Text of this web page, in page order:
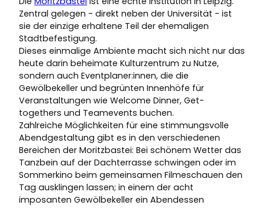
Zentral gelegen - direkt neben der Universität - ist
sie der einzige erhaltene Teil der ehemaligen
Stadtbefestigung.
Dieses einmalige Ambiente macht sich nicht nur das
heute darin beheimate Kulturzentrum zu Nutze,
sondern auch Eventplaner:innen, die die
Gewölbekeller und begrünten Innenhöfe für
Veranstaltungen wie Welcome Dinner, Get-
togethers und Teamevents buchen.
Zahlreiche Möglichkeiten für eine stimmungsvolle
Abendgestaltung gibt es in den verschiedenen
Bereichen der Moritzbastei: Bei schönem Wetter das
Tanzbein auf der Dachterrasse schwingen oder im
Sommerkino beim gemeinsamen Filmeschauen den
Tag ausklingen lassen; in einem der acht
imposanten Gewölbekeller ein Abendessen